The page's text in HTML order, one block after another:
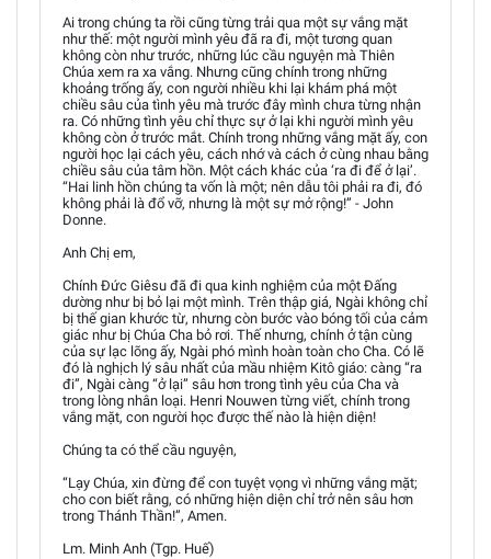
Ai trong chúng ta rồi cũng từng trải qua một sự vắng mặt
như thế: một người mình yêu đã ra đi, một tương quan
không còn như trước, những lúc cầu nguyện mà Thiên
Chúa xem ra xa vắng. Nhưng cũng chính trong những
khoảng trống ấy, con người nhiều khi lại khám phá một
chiều sâu của tình yêu mà trước đây mình chưa từng nhận
ra. Có những tình yêu chỉ thực sự ở lại khi người mình yêu
không còn ở trước mắt. Chính trong những vắng mặt ấy, con
người học lại cách yêu, cách nhớ và cách ở cùng nhau bằng
chiều sâu của tâm hồn. Một cách khác của ‘ra đi để ở lại’.
“Hai linh hồn chúng ta vốn là một; nên dẫu tôi phải ra đi, đó
không phải là đổ vỡ, nhưng là một sự mở rộng!” - John
Donne.
Anh Chị em,
Chính Đức Giêsu đã đi qua kinh nghiệm của một Đấng
dường như bị bỏ lại một mình. Trên thập giá, Ngài không chỉ
bị thế gian khước từ, nhưng còn bước vào bóng tối của cảm
giác như bị Chúa Cha bỏ rơi. Thế nhưng, chính ở tận cùng
của sự lạc lõng ấy, Ngài phó mình hoàn toàn cho Cha. Có lẽ
đó là nghịch lý sâu nhất của mầu nhiệm Kitô giáo: càng “ra
đi”, Ngài càng “ở lại” sâu hơn trong tình yêu của Cha và
trong lòng nhân loại. Henri Nouwen từng viết, chính trong
vắng mặt, con người học được thế nào là hiện diện!
Chúng ta có thể cầu nguyện,
“Lạy Chúa, xin đừng để con tuyệt vọng vì những vắng mặt;
cho con biết rằng, có những hiện diện chỉ trở nên sâu hơn
trong Thánh Thần!”, Amen.
Lm. Minh Anh (Tgp. Huế)